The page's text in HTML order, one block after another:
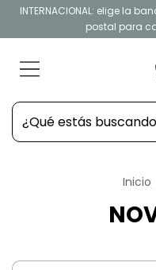
INTERNACIONAL: elige la
postal para
Inicio